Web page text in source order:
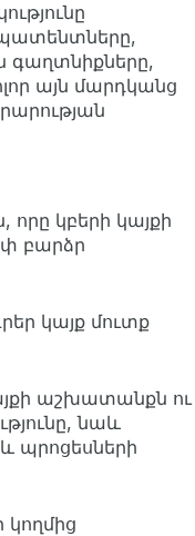
պատենտները,
գաղտնիքները,
այն մարդկանց
որը կբերի կայքի
բարձր
կայք մուտք
աշխատանքն ու
նաև
պրոցեսների
կողմից